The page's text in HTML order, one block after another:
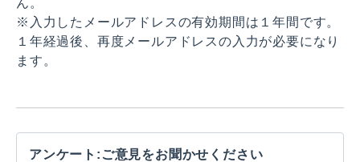
※入力したメールアドレスの有効期間は１年間です。
１年経過後、再度メールアドレスの入力が必要になり
ます。
アンケート:ご意見をお聞かせください